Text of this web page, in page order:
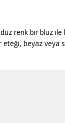
renk bir bluz
eteği, beyaz